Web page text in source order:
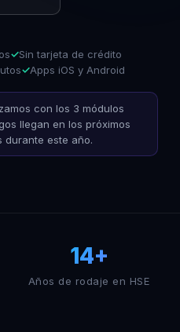
Sin tarjeta de crédito
Apps iOS y Android
con los 3 módulos
llegan en los próximos
durante este año.
14+
Años de rodaje en HSE